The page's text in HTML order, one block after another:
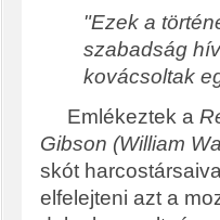
"Ezek a
szabadság
kovácsoltak
Emlékeztek a
Gibson (William
skót
elfelejteni azt a